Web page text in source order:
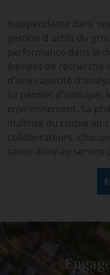
Indépendante dans
gestion d'actifs du
performance dans la
équipes de recherche
d'une capacité
lui permet d'anticiper
environnement. Sa
maîtrise du risque au
collaborateurs,
savoir-faire au service